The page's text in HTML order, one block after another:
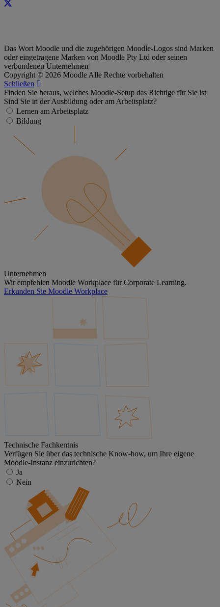
Das Wort Moodle und die zugehörigen Moodle-Logos sind Marken
oder eingetragene Marken von Moodle Pty Ltd oder seinen
verbundenen Unternehmen
Copyright © 2026 Moodle Alle Rechte vorbehalten
Schließen
Finden Sie heraus, welches Moodle-Setup das Richtige für Sie ist
Sind Sie in der Ausbildung oder am Arbeitsplatz?
Lernen am Arbeitsplatz
Bildung
Unternehmen
Wir empfehlen Moodle Workplace für Corporate Learning.
Erkunden Sie Moodle Workplace
Technische Fachkentnis
Verfügen Sie über das technische Know-how, um Ihre eigene
Moodle-Instanz einzurichten?
Ja
Nein